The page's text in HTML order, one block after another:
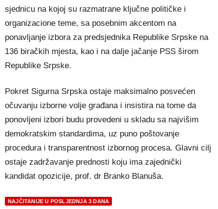
sjednicu na kojoj su razmatrane ključne političke i
organizacione teme, sa posebnim akcentom na
ponavljanje izbora za predsjednika Republike Srpske na
136 biračkih mjesta, kao i na dalje jačanje PSS širom
Republike Srpske.
Pokret Sigurna Srpska ostaje maksimalno posvećen
očuvanju izborne volje građana i insistira na tome da
ponovljeni izbori budu provedeni u skladu sa najvišim
demokratskim standardima, uz puno poštovanje
procedura i transparentnost izbornog procesa. Glavni cilj
ostaje zadržavanje prednosti koju ima zajednički
kandidat opozicije, prof. dr Branko Blanuša.
NAJČITANIJE U POSLJEDNJA 3 DANA